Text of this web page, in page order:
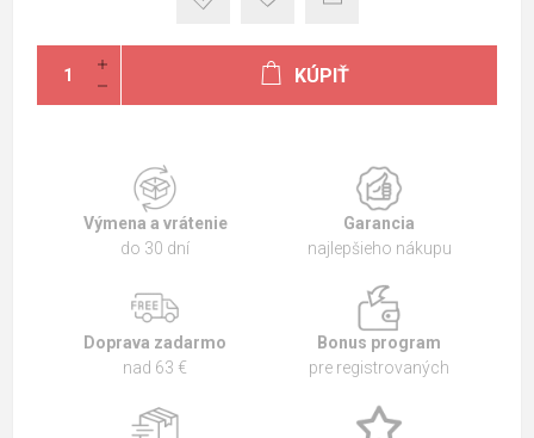
KÚPIŤ
Výmena a vrátenie
do 30 dní
Garancia
najlepšieho nákupu
Doprava zadarmo
nad 63 €
Bonus program
pre registrovaných